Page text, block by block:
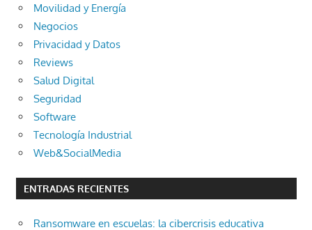
Movilidad y Energía
Negocios
Privacidad y Datos
Reviews
Salud Digital
Seguridad
Software
Tecnología Industrial
Web&SocialMedia
ENTRADAS RECIENTES
Ransomware en escuelas: la cibercrisis educativa